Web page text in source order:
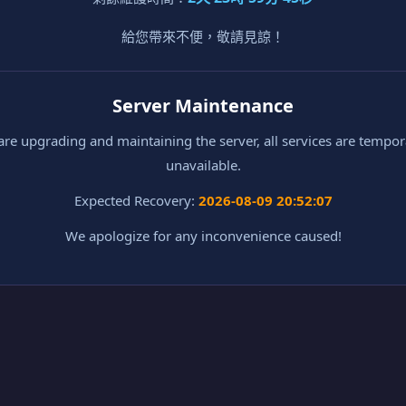
給您帶來不便，敬請見諒！
Server Maintenance
upgrading and maintaining the server, all services are
unavailable.
Expected Recovery: 2026-08-09 20:52:07
We apologize for any inconvenience caused!